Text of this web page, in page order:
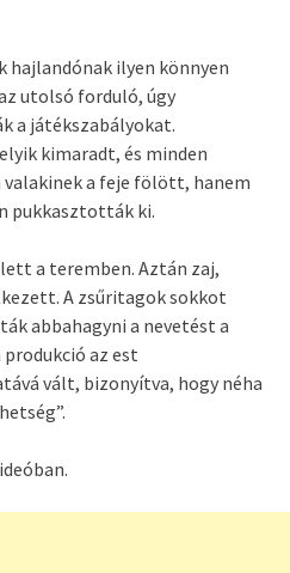
hajlandónak ilyen könnyen
utolsó forduló, úgy
a játékszabályokat.
kimaradt, és minden
a feje fölött, hanem
pukkasztották ki.
a teremben. Aztán zaj,
A zsűritagok sokkot
abbahagyni a nevetést a
az est
vált, bizonyítva, hogy néha